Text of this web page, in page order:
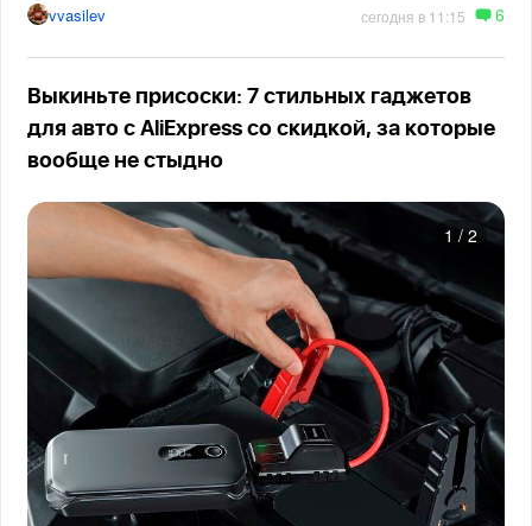
vvasilev сегодня в 11:15 6
Выкиньте присоски: 7 стильных гаджетов
для авто с AliExpress со скидкой, за которые
вообще не стыдно
1 / 2